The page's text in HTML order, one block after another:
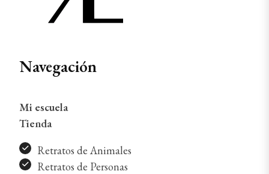
Navegación
Mi escuela
Tienda
Retratos de Animales
Retratos de Personas